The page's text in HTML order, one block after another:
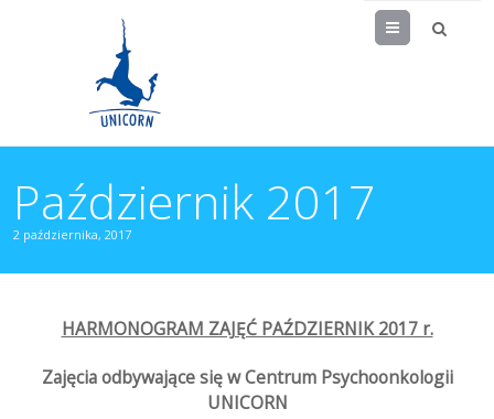
Menu
Październik 2017
2 października, 2017
HARMONOGRAM ZAJĘĆ PAŹDZIERNIK 2017 r.
Zajęcia odbywające się w Centrum Psychoonkologii
UNICORN